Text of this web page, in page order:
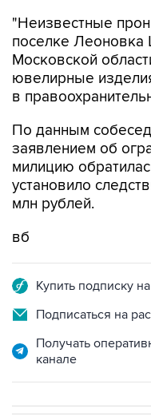
"Неизвестные
поселке Леоновка
Московской
ювелирные
в
По данным
заявлением об
милицию
установило
млн рублей.
вб
Купить подписку
Подписаться на
Получать
канале